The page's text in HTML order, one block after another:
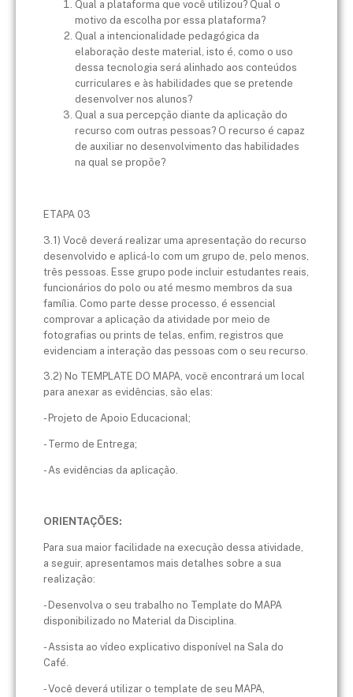
Qual a plataforma que você utilizou? Qual o
motivo da escolha por essa plataforma?
Qual a intencionalidade pedagógica da
elaboração deste material, isto é, como o uso
dessa tecnologia será alinhado aos conteúdos
curriculares e às habilidades que se pretende
desenvolver nos alunos?
Qual a sua percepção diante da aplicação do
recurso com outras pessoas? O recurso é capaz
de auxiliar no desenvolvimento das habilidades
na qual se propõe?
ETAPA 03
3.1) Você deverá realizar uma apresentação do recurso
desenvolvido e aplicá-lo com um grupo de, pelo menos,
três pessoas. Esse grupo pode incluir estudantes reais,
funcionários do polo ou até mesmo membros da sua
família. Como parte desse processo, é essencial
comprovar a aplicação da atividade por meio de
fotografias ou prints de telas, enfim, registros que
evidenciam a interação das pessoas com o seu recurso.
3.2) No TEMPLATE DO MAPA, você encontrará um local
para anexar as evidências, são elas:
- Projeto de Apoio Educacional;
- Termo de Entrega;
- As evidências da aplicação.
ORIENTAÇÕES:
Para sua maior facilidade na execução dessa atividade,
a seguir, apresentamos mais detalhes sobre a sua
realização:
- Desenvolva o seu trabalho no Template do MAPA
disponibilizado no Material da Disciplina.
- Assista ao vídeo explicativo disponível na Sala do
Café.
- Você deverá utilizar o template de seu MAPA,